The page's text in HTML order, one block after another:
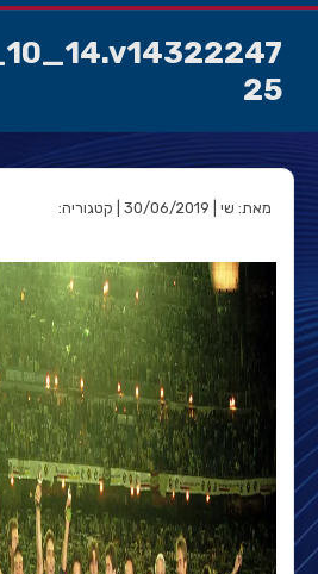
25
מאת: שי | 30/06/2019 | קטגוריה: